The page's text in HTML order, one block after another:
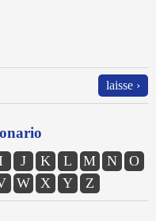
laisse ›
J K L M N
O
W X Y Z